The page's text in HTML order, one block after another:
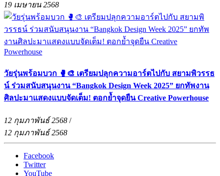
19 เมษายน 2568
วัยรุ่นพร้อมบวก 🥊🎨 เตรียมปลุกความอาร์ตไปกับ สยามพิวรรธ
น์ ร่วมสนับสนุนงาน “Bangkok Design Week 2025” ยกทัพงาน
ศิลปะมาแสดงแบบจัดเต็ม! ตอกย้ำจุดยืน Creative Powerhouse
12 กุมภาพันธ์ 2568 /
12 กุมภาพันธ์ 2568
Facebook
Twitter
YouTube